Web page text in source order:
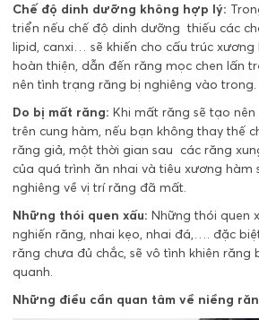
Chế độ dinh dưỡng không hợp lý:
triển nếu chế độ dinh dưỡng thiếu các
lipid, canxi… sẽ khiến cho cấu trúc
hoàn thiện, dẫn đến răng mọc chen lấn
nên tình trạng răng bị nghiêng vào trong.
Do bị mất răng: Khi mất răng sẽ tạo
trên cung hàm, nếu bạn không thay thế
răng giả, một thời gian sau các răng
của quá trình ăn nhai và tiêu xương hàm
nghiêng về vị trí răng đã mất.
Những thói quen xấu: Những thói quen
nghiến răng, nhai kẹo, nhai đá,…. đặc
răng chưa đủ chắc, sẽ vô tình khiên răng
quanh.
Những điều cần quan tâm về niềng